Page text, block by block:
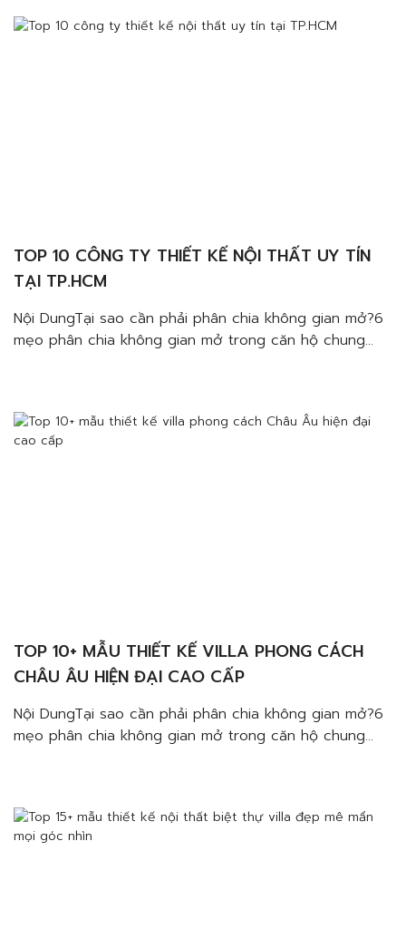
chọn lối thiết kế nội […]
TOP 10 CÔNG TY THIẾT KẾ NỘI THẤT UY TÍN
TẠI TP.HCM
Nội DungTại sao cần phải phân chia không gian mở?6
mẹo phân chia không gian mở trong căn hộ chung
thiết kế thi công […]
TOP 10+ MẪU THIẾT KẾ VILLA PHONG CÁCH
CHÂU ÂU HIỆN ĐẠI CAO CẤP
Nội DungTại sao cần phải phân chia không gian mở?6
mẹo phân chia không gian mở trong căn hộ chung
cách Châu Âu hiện đại […]